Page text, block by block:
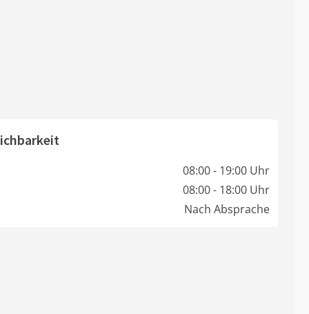
08:00 - 19:00 Uhr
08:00 - 18:00 Uhr
Nach Absprache